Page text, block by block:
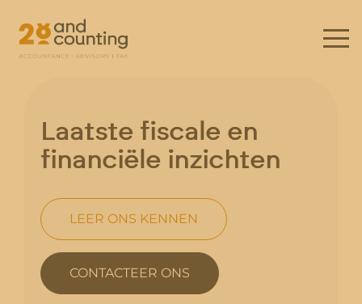
Laatste fiscale en
financiële inzichten
LEER ONS KENNEN
CONTACTEER ONS